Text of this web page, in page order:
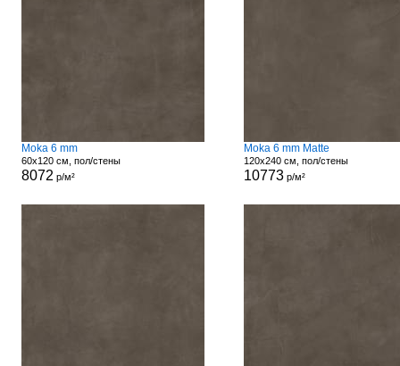
Moka 6 mm
60x120 см, пол/стены
8072 р/м²
Moka 6 mm Matte
120x240 см, пол/стены
10773р/м²